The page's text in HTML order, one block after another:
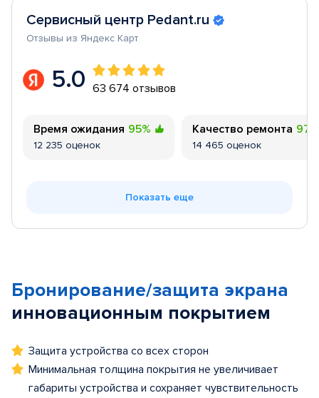
Сервисный центр Pedant.ru
Отзывы из Яндекс Карт
5.0 63 674 отзывов
Время ожидания 95%
12 235 оценок
Качество ремонта 97%
14 465 оценок
Показать еще
Бронирование/защита экрана
инновационным покрытием
Защита устройства со всех сторон
Минимальная толщина покрытия не увеличивает
габариты устройства и сохраняет чувствительность